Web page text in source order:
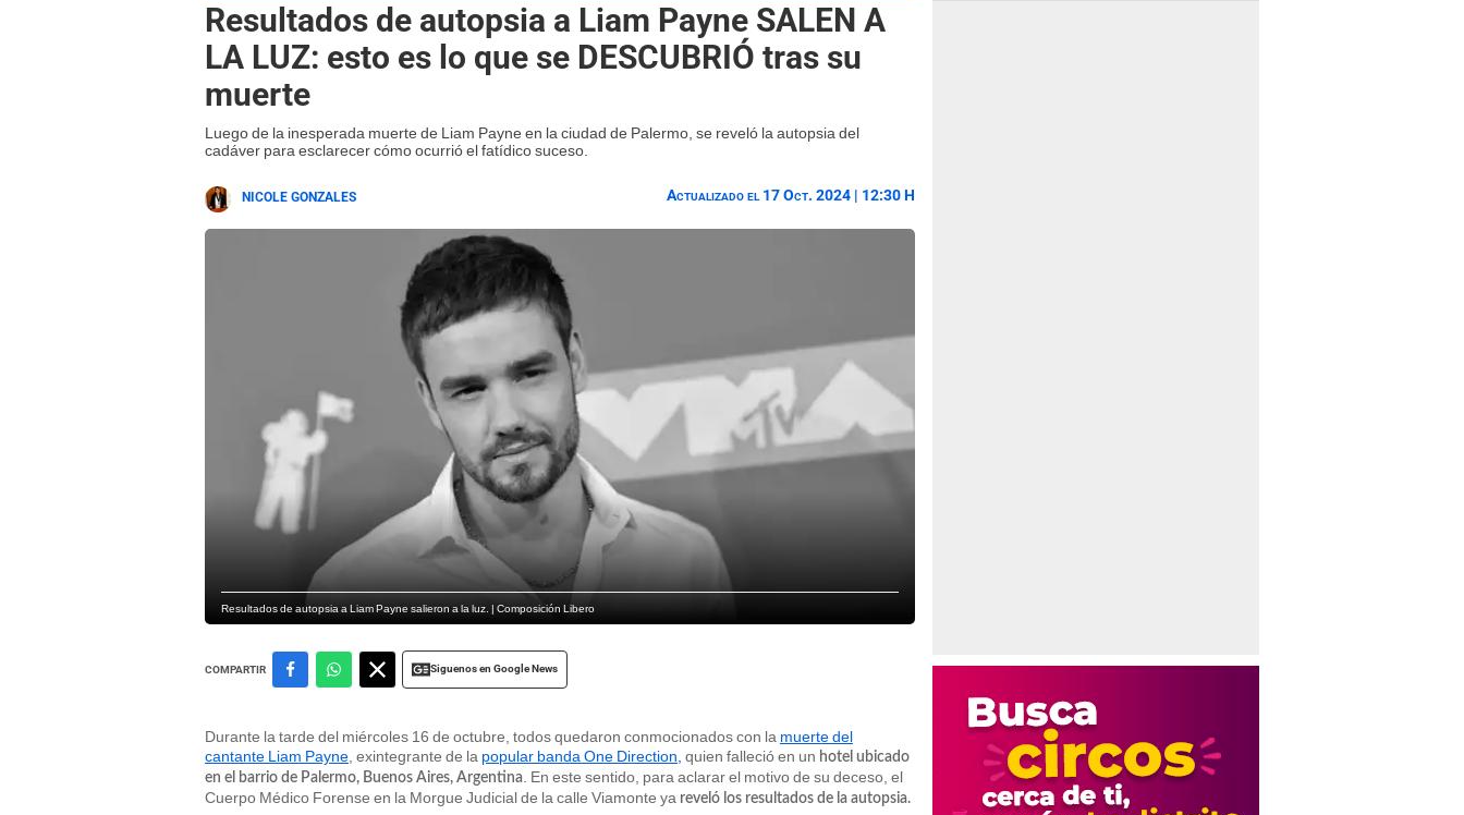
Resultados de autopsia a Liam Payne SALEN A
LA LUZ: esto es lo que se DESCUBRIÓ tras su
muerte
Luego de la inesperada muerte de Liam Payne en la ciudad de Palermo, se reveló la autopsia del
cadáver para esclarecer cómo ocurrió el fatídico suceso.
NICOLE GONZALES Actualizado el 17 Oct. 2024 | 12:30 H
Resultados de autopsia a Liam Payne salieron a la luz. | Composición Libero
COMPARTIR Siguenos en Google News
Durante la tarde del miércoles 16 de octubre, todos quedaron conmocionados con la muerte del
cantante Liam Payne , exintegrante de la popular banda One Direction, quien falleció en un hotel ubicado
en el barrio de Palermo, Buenos Aires, Argentina . En este sentido, para aclarar el motivo de su deceso, el
Cuerpo Médico Forense en la Morgue Judicial de la calle Viamonte ya reveló los resultados de la autopsia.